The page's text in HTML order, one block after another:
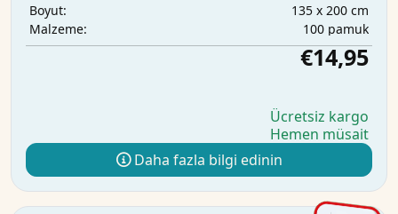
Boyut:
135 x 200 cm
Malzeme:
100 pamuk
€14,95
Ücretsiz kargo
Hemen müsait
Daha fazla bilgi edinin